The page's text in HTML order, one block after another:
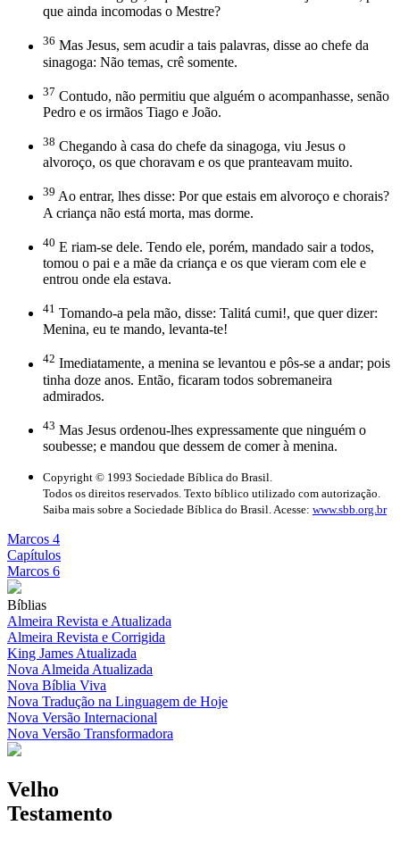
que ainda incomodas o Mestre?
36 Mas Jesus, sem acudir a tais palavras, disse ao chefe da
sinagoga: Não temas, crê somente.
37 Contudo, não permitiu que alguém o acompanhasse, senão
Pedro e os irmãos Tiago e João.
38 Chegando à casa do chefe da sinagoga, viu Jesus o
alvoroço, os que choravam e os que pranteavam muito.
39 Ao entrar, lhes disse: Por que estais em alvoroço e chorais?
A criança não está morta, mas dorme.
40 E riam-se dele. Tendo ele, porém, mandado sair a todos,
tomou o pai e a mãe da criança e os que vieram com ele e
entrou onde ela estava.
41 Tomando-a pela mão, disse: Talitá cumi!, que quer dizer:
Menina, eu te mando, levanta-te!
42 Imediatamente, a menina se levantou e pôs-se a andar; pois
tinha doze anos. Então, ficaram todos sobremaneira
admirados.
43 Mas Jesus ordenou-lhes expressamente que ninguém o
soubesse; e mandou que dessem de comer à menina.
Copyright © 1993 Sociedade Bíblica do Brasil.
Todos os direitos reservados. Texto bíblico utilizado com autorização.
Saiba mais sobre a Sociedade Bíblica do Brasil. Acesse: www.sbb.org.br
Marcos 4
Capítulos
Marcos 6
Bíblias
Almeira Revista e Atualizada
Almeira Revista e Corrigida
King James Atualizada
Nova Almeida Atualizada
Nova Bíblia Viva
Nova Tradução na Linguagem de Hoje
Nova Versão Internacional
Nova Versão Transformadora
Velho
Testamento